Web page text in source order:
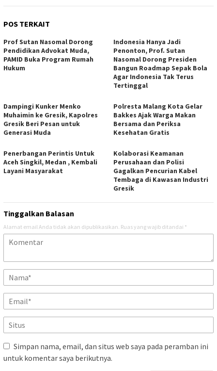
POS TERKAIT
Prof Sutan Nasomal Dorong
Pendidikan Advokat Muda,
PAMID Buka Program Rumah
Hukum
Indonesia Hanya Jadi
Penonton, Prof. Sutan
Nasomal Dorong Presiden
Bangun Roadmap Sepak Bola
Agar Indonesia Tak Terus
Tertinggal
Dampingi Kunker Menko
Muhaimin ke Gresik, Kapolres
Gresik Beri Pesan untuk
Generasi Muda
Polresta Malang Kota Gelar
Bakkes Ajak Warga Makan
Bersama dan Periksa
Kesehatan Gratis
Penerbangan Perintis Untuk
Aceh Singkil, Medan , Kembali
Layani Masyarakat
Kolaborasi Keamanan
Perusahaan dan Polisi
Gagalkan Pencurian Kabel
Tembaga di Kawasan Industri
Gresik
Tinggalkan Balasan
Alamat email Anda tidak akan dipublikasikan. Ruas yang wajib ditandai *
Simpan nama, email, dan situs web saya pada peramban ini
untuk komentar saya berikutnya.